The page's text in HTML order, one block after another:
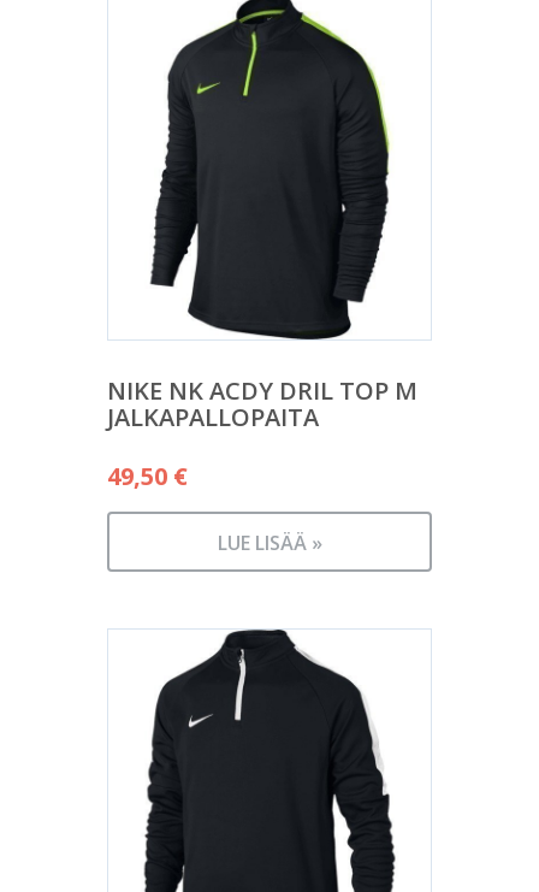
NIKE NK ACDY DRIL TOP M
JALKAPALLOPAITA
49,50 €
LUE LISÄÄ »